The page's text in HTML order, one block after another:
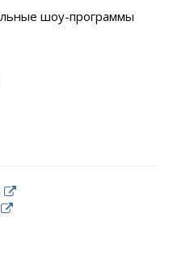
шоу-программы